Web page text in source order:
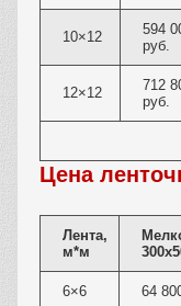
10×12
594
руб.
12×12
712
руб.
Цена
Лента,
м*м
6×6 64